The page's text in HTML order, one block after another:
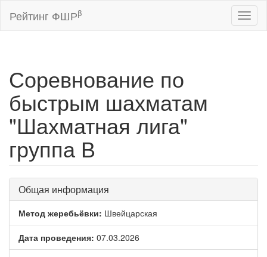
Рейтинг ФШРβ
Соревнование по
быстрым шахматам
"Шахматная лига"
группа В
Общая информация
Метод жеребьёвки: Швейцарская
Дата проведения: 07.03.2026